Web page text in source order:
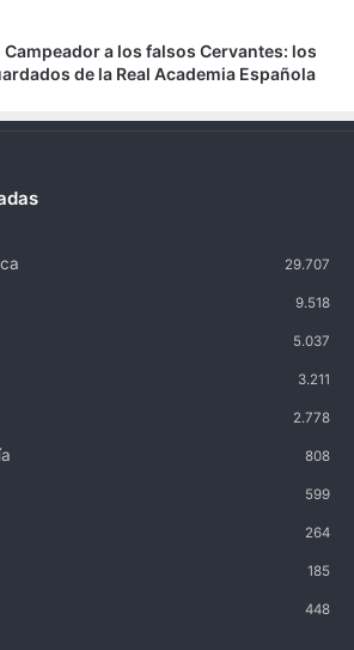
Campeador a los falsos Cervantes: los
de la Real Academia Española
29.707
9.518
5.037
3.211
2.778
808
599
264
185
448